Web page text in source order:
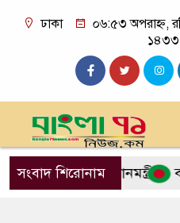
ঢাকা
০৬:৫৩ অপরাহ্ন,
১৪৩৩
সংবাদ শিরোনাম
না: প্রধানমন্ত্রী বাবুনগর